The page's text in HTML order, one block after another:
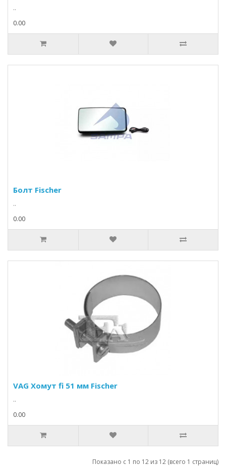
..
0.00
Болт Fischer
..
0.00
VAG Хомут fi 51 мм Fischer
..
0.00
Показано с 1 по 12 из 12 (всего 1 страниц)